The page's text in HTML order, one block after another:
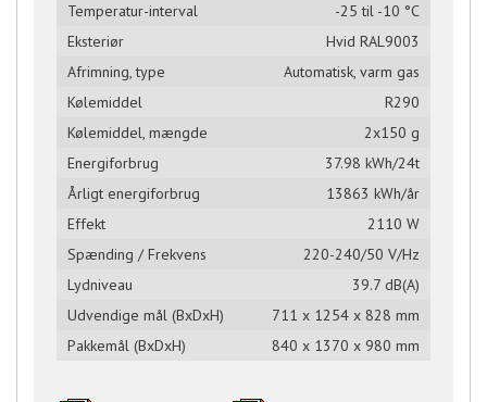
Temperatur-interval
-25 til -10 °C
Eksteriør
Hvid RAL9003
Afrimning, type
Automatisk, varm gas
Kølemiddel
R290
Kølemiddel, mængde
2x150 g
Energiforbrug
37.98 kWh/24t
Årligt energiforbrug
13863 kWh/år
Effekt
2110 W
Spænding / Frekvens
220-240/50 V/Hz
Lydniveau
39.7 dB(A)
Udvendige mål (BxDxH)
711 x 1254 x 828 mm
Pakkemål (BxDxH)
840 x 1370 x 980 mm